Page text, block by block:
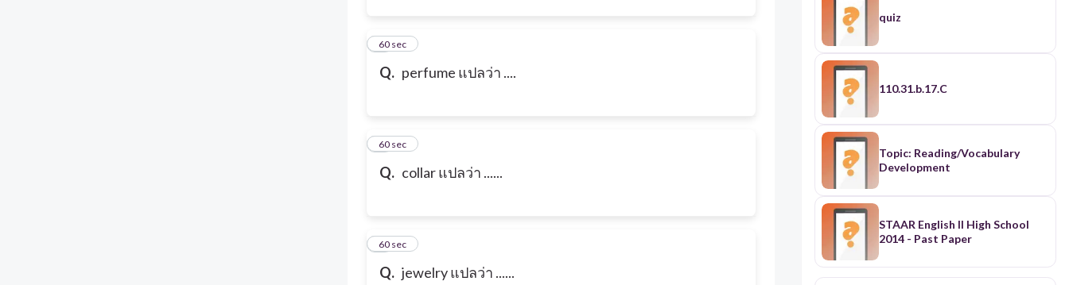
Q. perfume แปลว่า ....
460 sec
Q. collar แปลว่า ......
560 sec
Q. jewelry แปลว่า ......
660 sec
quiz
110.31.b.17.C
Topic: Reading/Vocabulary
Development
STAAR English II High School
2014 - Past Paper